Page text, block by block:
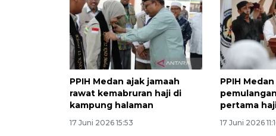
PPIH Medan ajak jamaah
rawat kemabruran haji di
kampung halaman
17 Juni 2026 15:53
PPIH
pertama
17 Juni 2026